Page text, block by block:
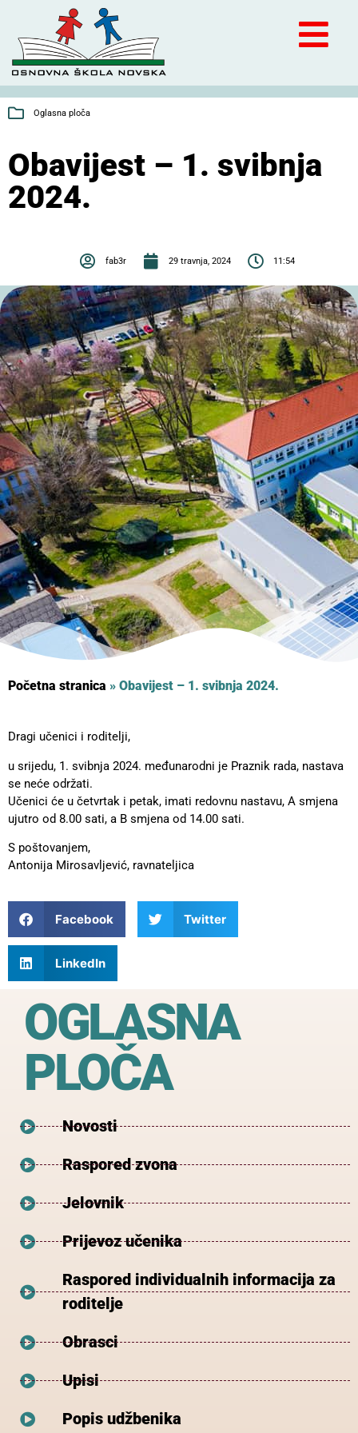
Oglasna ploča
Obavijest – 1. svibnja
2024.
fab3r 29 travnja, 2024 11:54
Početna stranica » Obavijest – 1. svibnja 2024.
Dragi učenici i roditelji,
u srijedu, 1. svibnja 2024. međunarodni je Praznik rada, nastava
se neće održati.
Učenici će u četvrtak i petak, imati redovnu nastavu, A smjena
ujutro od 8.00 sati, a B smjena od 14.00 sati.
S poštovanjem,
Antonija Mirosavljević, ravnateljica
Facebook Twitter
LinkedIn
OGLASNA
PLOČA
Novosti
Raspored zvona
Jelovnik
Prijevoz učenika
Raspored individualnih informacija za
roditelje
Obrasci
Upisi
Popis udžbenika